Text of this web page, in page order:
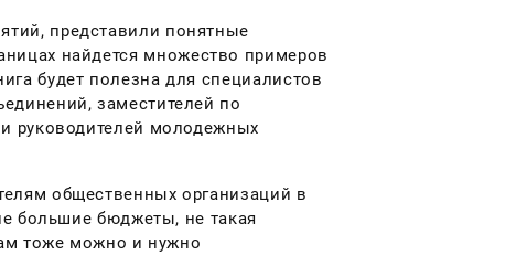
представили понятные
найдется множество примеров
будет полезна для специалистов
заместителей по
руководителей молодежных
общественных организаций в
большие бюджеты, не такая
тоже можно и нужно